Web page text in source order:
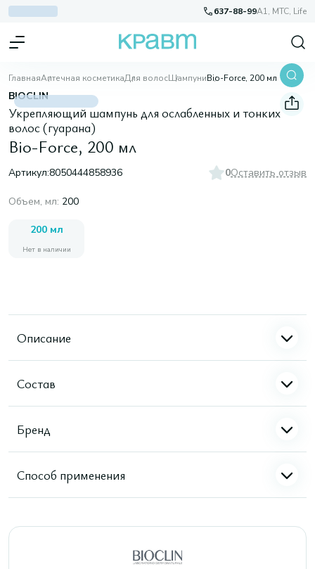
637-88-99A1, МТС, Life
ГлавнаяАптечная косметикаДля волосШампуниBio-Force, 200 мл
BIOCLIN
Укрепляющий шампунь для ослабленных и тонких
волос (гуарана)
Bio-Force, 200 мл
Артикул:8050444858936 0Оставить отзыв
Объем, мл: 200
200 мл
Нет в наличии
Описание
Состав
Бренд
Способ применения